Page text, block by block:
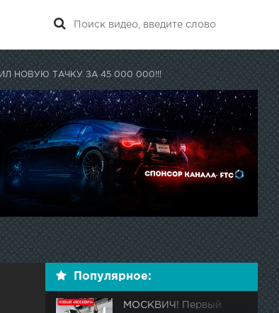
НОВУЮ ТАЧКУ ЗА 45 000 000!!!
Популярное:
МОСКВИЧ! Первый